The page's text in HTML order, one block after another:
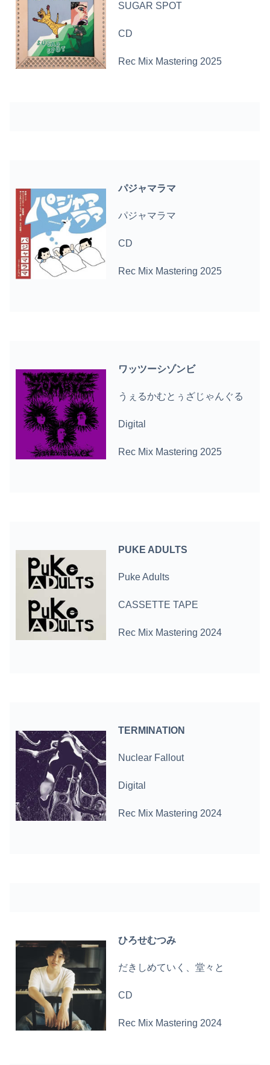
SUGAR SPOT
CD
Rec Mix Mastering 2025
パジャマラマ
パジャマラマ
CD
Rec Mix Mastering 2025
ワッツーシゾンビ
うぇるかむとぅざじゃんぐる
Digital
Rec Mix Mastering 2025
PUKE ADULTS
Puke Adults
CASSETTE TAPE
Rec Mix Mastering 2024
TERMINATION
Nuclear Fallout
Digital
Rec Mix Mastering 2024
ひろせむつみ
だきしめていく、堂々と
CD
Rec Mix Mastering 2024